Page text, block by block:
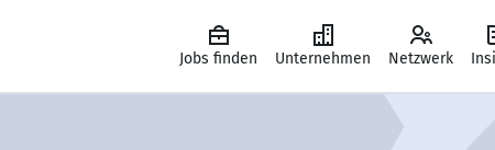
Jobs finden Unternehmen Netzwerk